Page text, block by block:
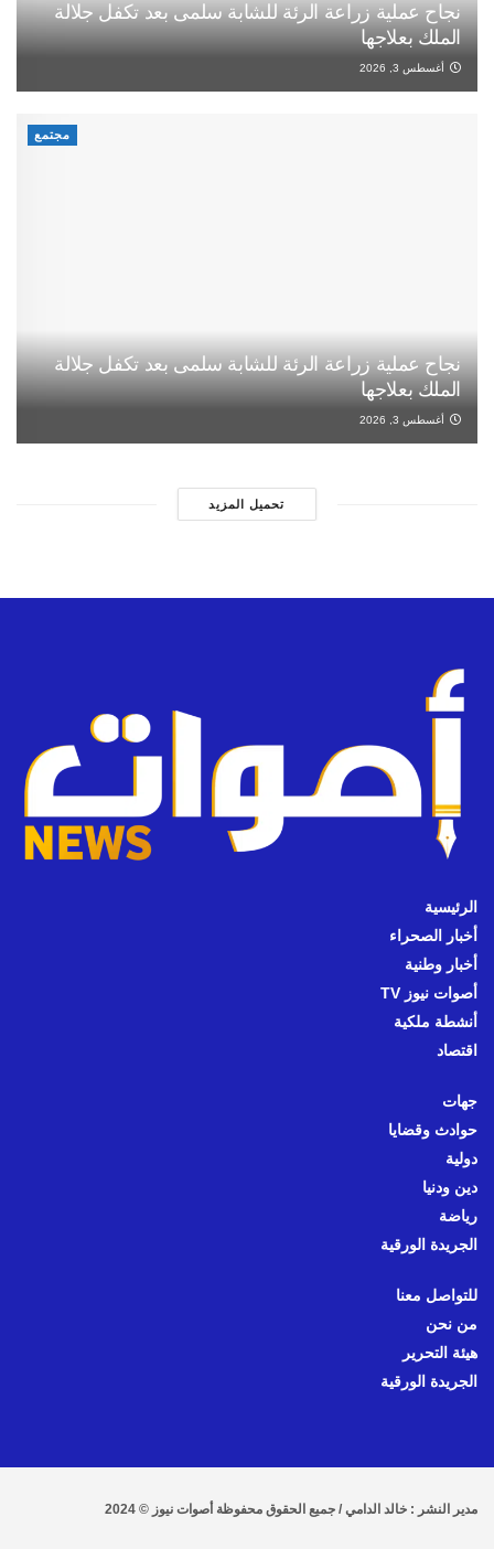
نجاح عملية زراعة الرئة للشابة سلمى بعد تكفل جلالة
الملك بعلاجها
أغسطس 3, 2026
مجتمع
نجاح عملية زراعة الرئة للشابة سلمى بعد تكفل جلالة
الملك بعلاجها
أغسطس 3, 2026
تحميل المزيد
الرئيسية
أخبار الصحراء
أخبار وطنية
أصوات نيوز TV
أنشطة ملكية
اقتصاد
جهات
حوادث وقضايا
دولية
دين ودنيا
رياضة
الجريدة الورقية
للتواصل معنا
من نحن
هيئة التحرير
الجريدة الورقية
مدير النشر : خالد الدامي / جميع الحقوق محفوظة أصوات نيوز © 2024